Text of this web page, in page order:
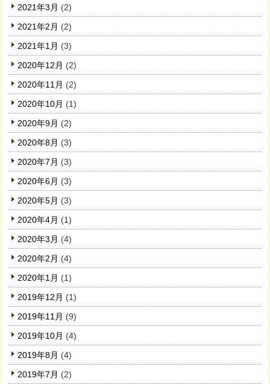
2021年3月 (2)
2021年2月 (2)
2021年1月 (3)
2020年12月 (2)
2020年11月 (2)
2020年10月 (1)
2020年9月 (2)
2020年8月 (3)
2020年7月 (3)
2020年6月 (3)
2020年5月 (3)
2020年4月 (1)
2020年3月 (4)
2020年2月 (4)
2020年1月 (1)
2019年12月 (1)
2019年11月 (9)
2019年10月 (4)
2019年8月 (4)
2019年7月 (2)